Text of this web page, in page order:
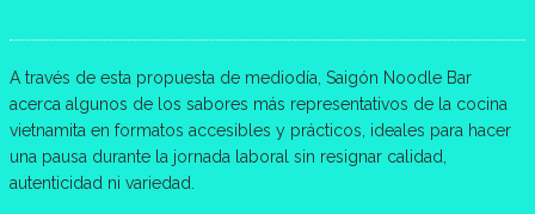
A través de esta propuesta de mediodía, Saigón Noodle Bar
acerca algunos de los sabores más representativos de la cocina
vietnamita en formatos accesibles y prácticos, ideales para hacer
una pausa durante la jornada laboral sin resignar calidad,
autenticidad ni variedad.